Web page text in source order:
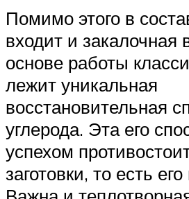
Помимо этого в
входит и закалочная
основе работы
лежит уникальная
восстановительная
углерода. Эта его
успехом
заготовки, то есть